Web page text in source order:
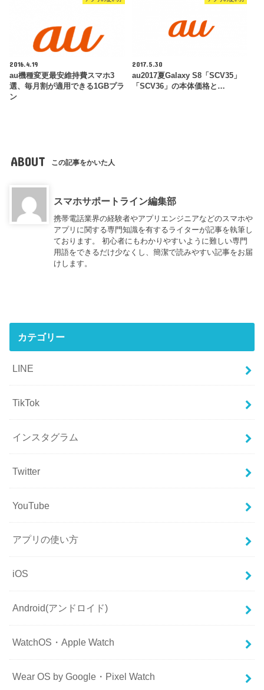
2016.4.19
au機種変更最安維持費スマホ3
選、毎月割が適用できる1GBプラ
ン
2017.5.30
au2017夏Galaxy S8「SCV35」
「SCV36」の本体価格と…
ABOUT この記事をかいた人
スマホサポートライン編集部
携帯電話業界の経験者やアプリエンジニアなどのスマホや
アプリに関する専門知識を有するライターが記事を執筆し
ております。 初心者にもわかりやすいように難しい専門
用語をできるだけ少なくし、簡潔で読みやすい記事をお届
けします。
カテゴリー
LINE
TikTok
インスタグラム
Twitter
YouTube
アプリの使い方
iOS
Android(アンドロイド)
WatchOS・Apple Watch
Wear OS by Google・Pixel Watch